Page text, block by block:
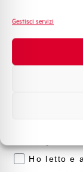
Gestisci servizidelle
Trova il
Sistema
Voglio
Ho letto e